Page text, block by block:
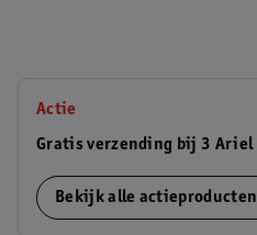
Actie
Gratis verzending bij 3 Ariel
Bekijk alle actieproducten